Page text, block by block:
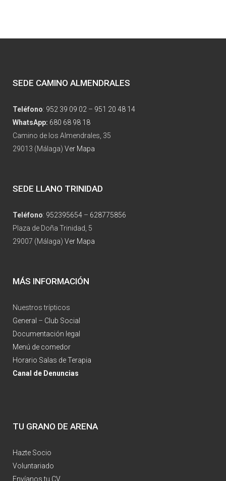
SEDE CAMINO ALMENDRALES
Teléfono: 952 39 09 02 – 951 20 48 14
WhatsApp: 680 68 98 18
Camino de los Almendrales, 35
29013 (Málaga) Ver Mapa
SEDE LLANO TRINIDAD
Teléfono: 952395654 – 628775856
Plaza de Doña Trinidad, 5
29007 (Málaga) Ver Mapa
MÁS INFORMACIÓN
Nuestros trípticos
General – Club Social
Documentación legal
Menú de comedor
Horario Salas de Terapia
Canal de Denuncias
TU GRANO DE ARENA
Hazte Socio
Voluntariado
Envíanos tu CV